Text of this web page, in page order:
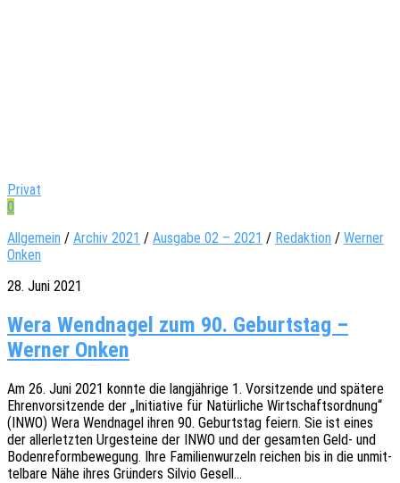
Privat
0
Allgemein / Archiv 2021 / Ausgabe 02 – 2021 / Redaktion / Werner
Onken
28. Juni 2021
Wera Wendnagel zum 90. Geburtstag –
Werner Onken
Am 26. Juni 2021 konnte die lang­jäh­ri­ge 1. Vorsit­zen­de und späte­re
Ehren­vor­sit­zen­de der „Initia­ti­ve für Natür­li­che Wirt­schafts­ord­nung“
(INWO) Wera Wend­na­gel ihren 90. Geburts­tag feiern. Sie ist eines
der aller­letz­ten Urge­stei­ne der INWO und der gesam­ten Geld- und
Boden­re­form­be­we­gung. Ihre Fami­li­en­wur­zeln reichen bis in die unmit­
tel­ba­re Nähe ihres Grün­ders Silvio Gesell…